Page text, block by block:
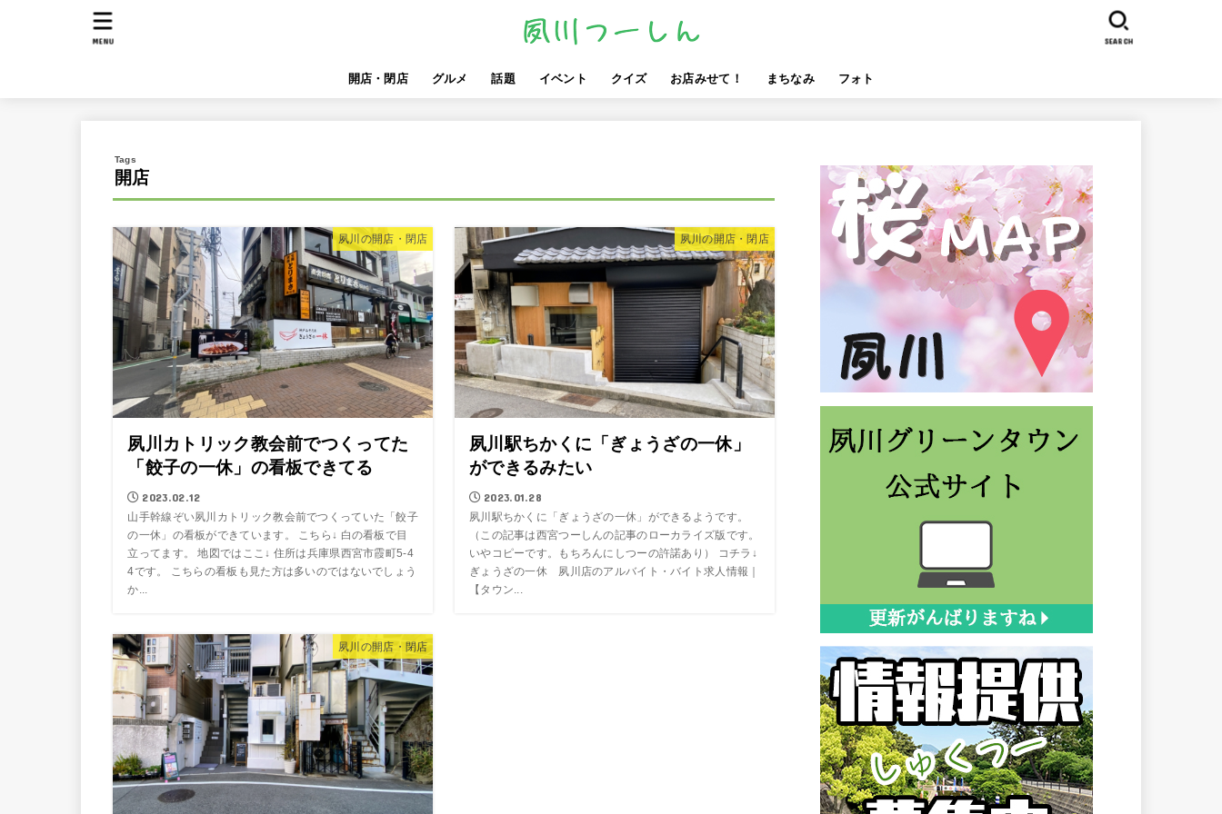
開店・閉店 グルメ 話題 イベント クイズ お店みせて！ まちなみ フォト
SEARCH
MENU
開店
夙川の開店・閉店
夙川カトリック教会前でつくってた
「餃子の一休」の看板できてる
2023.02.12
山手幹線ぞい夙川カトリック教会前でつくっていた「餃子
の一休」の看板ができています。 こちら↓ 白の看板で目
立ってます。 地図ではここ↓ 住所は兵庫県西宮市霞町5-4
4です。 こちらの看板も見た方は多いのではないでしょう
か...
夙川の開店・閉店
夙川駅ちかくに「ぎょうざの一休」
ができるみたい
2023.01.28
夙川駅ちかくに「ぎょうざの一休」ができるようです。
（この記事は西宮つーしんの記事のローカライズ版です。
いやコピーです。もちろんにしつーの許諾あり） コチラ↓
ぎょうざの一休 夙川店のアルバイト・バイト求人情報｜
【タウン...
夙川の開店・閉店